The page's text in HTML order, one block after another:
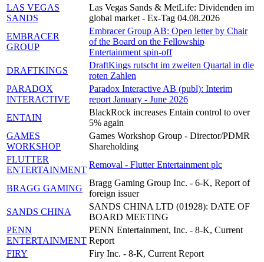
LAS VEGAS
SANDS
Las Vegas Sands & MetLife: Dividenden im
global market - Ex-Tag 04.08.2026
EMBRACER
GROUP
Embracer Group AB: Open letter by Chair
of the Board on the Fellowship
Entertainment spin-off
DRAFTKINGS
DraftKings rutscht im zweiten Quartal in die
roten Zahlen
PARADOX
INTERACTIVE
Paradox Interactive AB (publ): Interim
report January - June 2026
ENTAIN
BlackRock increases Entain control to over
5% again
GAMES
WORKSHOP
Games Workshop Group - Director/PDMR
Shareholding
FLUTTER
ENTERTAINMENT
Removal - Flutter Entertainment plc
BRAGG GAMING
Bragg Gaming Group Inc. - 6-K, Report of
foreign issuer
SANDS CHINA
SANDS CHINA LTD (01928): DATE OF
BOARD MEETING
PENN
ENTERTAINMENT
PENN Entertainment, Inc. - 8-K, Current
Report
FIRY
Firy Inc. - 8-K, Current Report